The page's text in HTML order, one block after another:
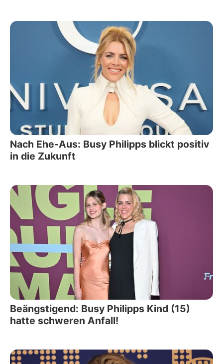
Nach Ehe-Aus: Busy Philipps blickt positiv
in die Zukunft
Beängstigend: Busy Philipps Kind (15)
hatte schweren Anfall!